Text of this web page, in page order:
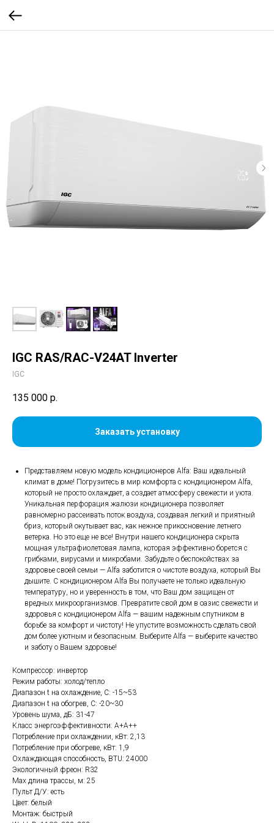
IGC RAS/RAC-V24AT Inverter
IGC
135 000 р.
Заказать установку
Представляем новую модель кондиционеров Alfa: Ваш идеальный
климат в доме! Погрузитесь в мир комфорта с кондиционером Alfa,
который не просто охлаждает, а создает атмосферу свежести и уюта.
Уникальная перфорация жалюзи кондиционера позволяет
равномерно рассеивать поток воздуха, создавая легкий и приятный
бриз, который окутывает вас, как нежное прикосновение летнего
ветерка. Но это еще не все! Внутри нашего кондиционера скрыта
мощная ультрафиолетовая лампа, которая эффективно борется с
грибками, вирусами и микробами. Забудьте о беспокойствах за
здоровье своей семьи — Alfa заботится о чистоте воздуха, который Вы
дышите. С кондиционером Alfa Вы получаете не только идеальную
температуру, но и уверенность в том, что Ваш дом защищен от
вредных микроорганизмов. Превратите свой дом в оазис свежести и
здоровья с кондиционером Alfa — вашим надежным спутником в
борьбе за комфорт и чистоту! Не упустите возможность сделать свой
дом более уютным и безопасным. Выберите Alfa — выберите качество
и заботу о Вашем здоровье!
Компрессор: инвертор
Режим работы: холод/тепло
Диапазон t на охлаждение, С: -15~53
Диапазон t на обогрев, С: -20~30
Уровень шума, дБ: 31-47
Класс энергоэффективности: А+А++
Потребление при охлаждении, кВт: 2,13
Потребление при обогреве, кВт: 1,9
Охлаждающая способность, BTU: 24000
Экологичный фреон: R32
Max длина трассы, м: 25
Пульт Д/У: есть
Цвет: белый
Монтаж: быстрый